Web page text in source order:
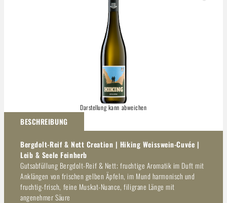
Darstellung kann abweichen
BESCHREIBUNG
Bergdolt-Reif & Nett Creation | Hiking Weisswein-Cuvée |
Leib & Seele Feinherb
Gutsabfüllung Bergdolt-Reif & Nett; fruchtige Aromatik im Duft mit
Anklängen von frischen gelben Äpfeln, im Mund harmonisch und
fruchtig-frisch, feine Muskat-Nuance, filigrane Länge mit
angenehmer Säure